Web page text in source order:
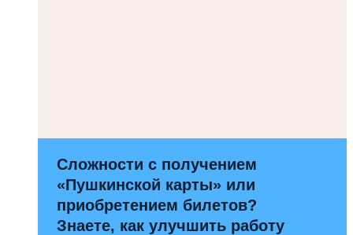
Сложности с получением
«Пушкинской карты» или
приобретением билетов?
Знаете, как улучшить работу